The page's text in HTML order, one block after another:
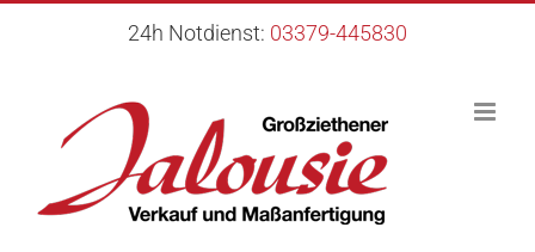
24h Notdienst: 03379-445830